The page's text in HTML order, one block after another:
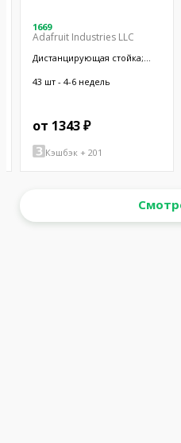
1669
Adafruit Industries LLC
Дистанцирующая стойка;
латунь; никель
43 шт - 4-6 недель
от 1343 ₽
Кэшбэк + 201